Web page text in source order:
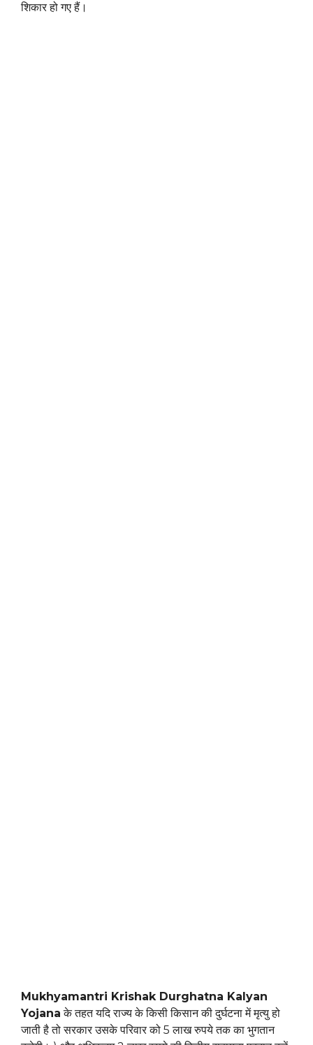
शिकार हो गए हैं।
Mukhyamantri Krishak Durghatna Kalyan
Yojana के तहत यदि राज्य के किसी किसान की दुर्घटना में मृत्यु हो
जाती है तो सरकार उसके परिवार को 5 लाख रुपये तक का भुगतान